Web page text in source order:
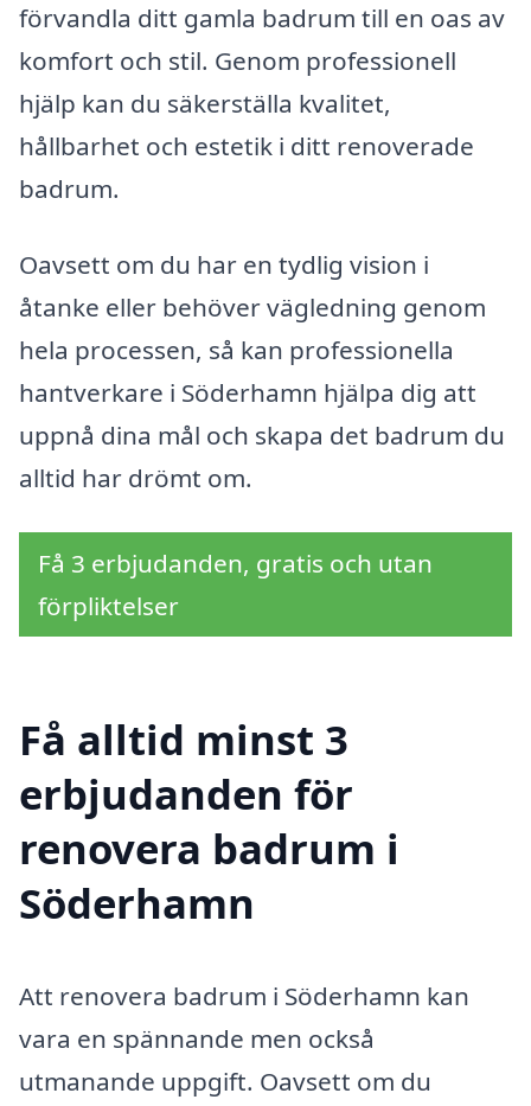
förvandla ditt gamla badrum till en oas av
komfort och stil. Genom professionell
hjälp kan du säkerställa kvalitet,
hållbarhet och estetik i ditt renoverade
badrum.
Oavsett om du har en tydlig vision i
åtanke eller behöver vägledning genom
hela processen, så kan professionella
hantverkare i Söderhamn hjälpa dig att
uppnå dina mål och skapa det badrum du
alltid har drömt om.
Få 3 erbjudanden, gratis och utan
förpliktelser
Få alltid minst 3
erbjudanden för
renovera badrum i
Söderhamn
Att renovera badrum i Söderhamn kan
vara en spännande men också
utmanande uppgift. Oavsett om du